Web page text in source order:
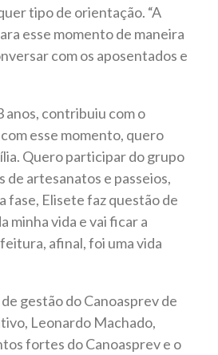
tipo de orientação. “A
esse momento de maneira
com os aposentados e
anos, contribuiu com o
esse momento, quero
Quero participar do grupo
artesanatos e passeios,
fase, Elisete faz questão de
minha vida e vai ficar a
afinal, foi uma vida
gestão do Canoasprev de
Leonardo Machado,
fortes do Canoasprev e o